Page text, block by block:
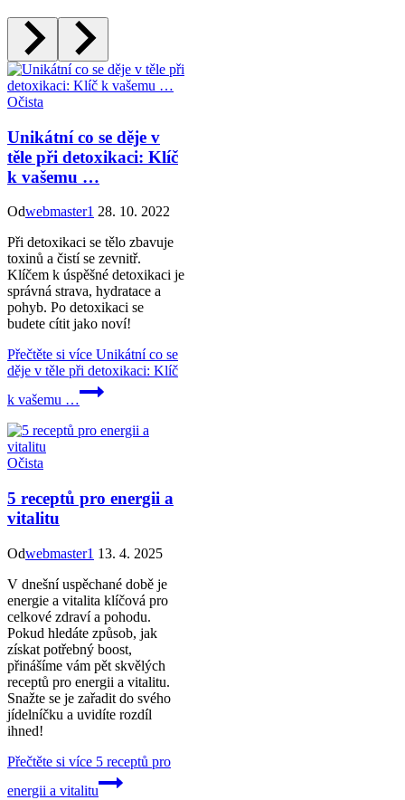
Očista
Unikátní co se děje v
těle při detoxikaci: Klíč
k vašemu …
Odwebmaster1 28. 10. 2022
Při detoxikaci se tělo zbavuje
toxinů a čistí se zevnitř.
Klíčem k úspěšné detoxikaci je
správná strava, hydratace a
pohyb. Po detoxikaci se
budete cítit jako noví!
Přečtěte si více Unikátní co se
děje v těle při detoxikaci: Klíč
k vašemu …
Očista
5 receptů pro energii a
vitalitu
Odwebmaster1 13. 4. 2025
V dnešní uspěchané době je
energie a vitalita klíčová pro
celkové zdraví a pohodu.
Pokud hledáte způsob, jak
získat potřebný boost,
přinášíme vám pět skvělých
receptů pro energii a vitalitu.
Snažte se je zařadit do svého
jídelníčku a uvidíte rozdíl
ihned!
Přečtěte si více 5 receptů pro
energii a vitalitu